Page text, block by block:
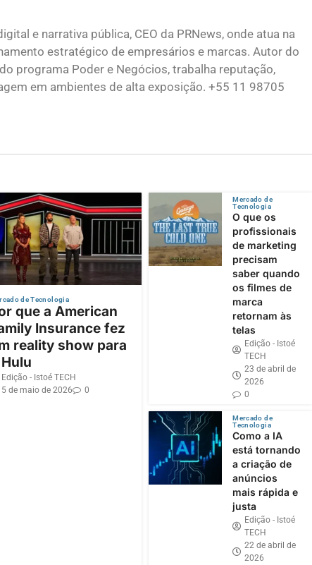
e narrativa pública, CEO da PRNews, onde atua na
estratégico de empresários e marcas. Autor do
programa Poder e Negócios, trabalha reputação,
em ambientes de alta exposição. +55 11 98705
de Tecnologia
que a American
Insurance fez
reality show para
Edição - Istoé TECH
5 de maio de 2026
0
Mercado de
Tecnologia
O que os
profissionais
de marketing
precisam
saber quando
os filmes de
marca
retornam às
telas
Edição - Istoé
TECH
23 de abril de
2026
0
Mercado de
Tecnologia
Como a IA
está tornando
a criação de
anúncios
mais rápida e
justa
Edição - Istoé
TECH
22 de abril de
2026